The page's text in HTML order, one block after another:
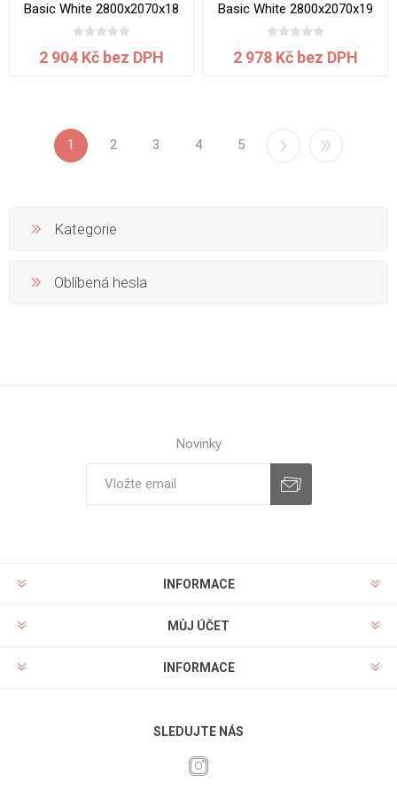
Basic White 2800x2070x18
mm
2 904 Kč bez DPH
Basic White 2800x2070x19
mm
2 978 Kč bez DPH
1 2 3 4 5
Kategorie
Oblíbená hesla
Novinky
INFORMACE
MŮJ ÚČET
INFORMACE
SLEDUJTE NÁS